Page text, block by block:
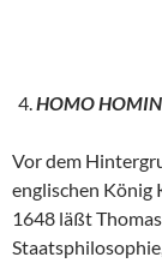
HOMO
Vor dem
englischen König
1648 läßt